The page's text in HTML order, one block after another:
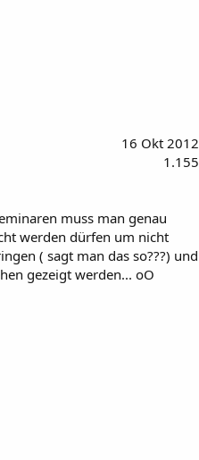
16 Okt 2012
1.155
muss man genau
werden dürfen um nicht
( sagt man das so???) und
gezeigt werden... oO